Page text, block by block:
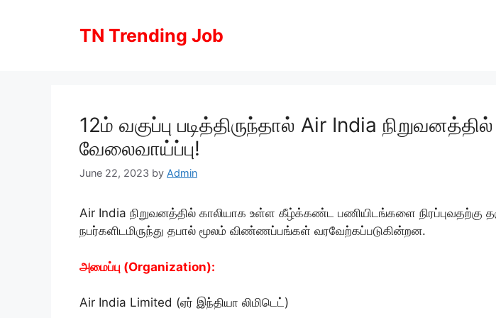
TN Trending Job
12ம் வகுப்பு படித்திருந்தால் Air India நிறுவனத்தில்
வேலைவாய்ப்பு!
June 22, 2023 by Admin
Air India நிறுவனத்தில் காலியாக உள்ள கீழ்க்கண்ட பணியிடங்களை நிரப்புவதற்கு
நபர்களிடமிருந்து தபால் மூலம் விண்ணப்பங்கள் வரவேற்கப்படுகின்றன.
அமைப்பு (Organization):
Air India Limited (ஏர் இந்தியா லிமிடெட்)